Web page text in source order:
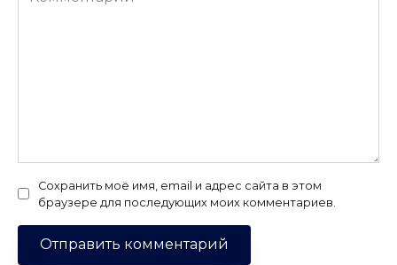
Сохранить моё имя, email и адрес сайта в этом
браузере для последующих моих комментариев.